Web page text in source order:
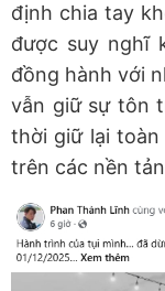
định chia tay
được suy nghĩ
đồng hành với
vẫn giữ sự tôn
thời giữ lại toàn
trên các nền